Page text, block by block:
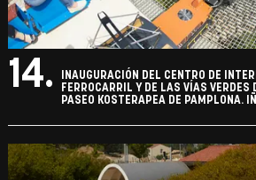
14.
INAUGURACIÓN DEL CENTRO DE
FERROCARRIL Y DE LAS VÍAS VERDES
PASEO KOSTERAPEA DE PAMPLONA.